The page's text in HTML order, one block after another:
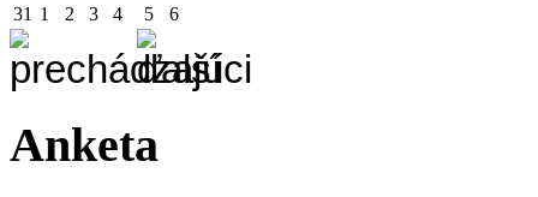
31 1 2 3 4 5 6
Anketa